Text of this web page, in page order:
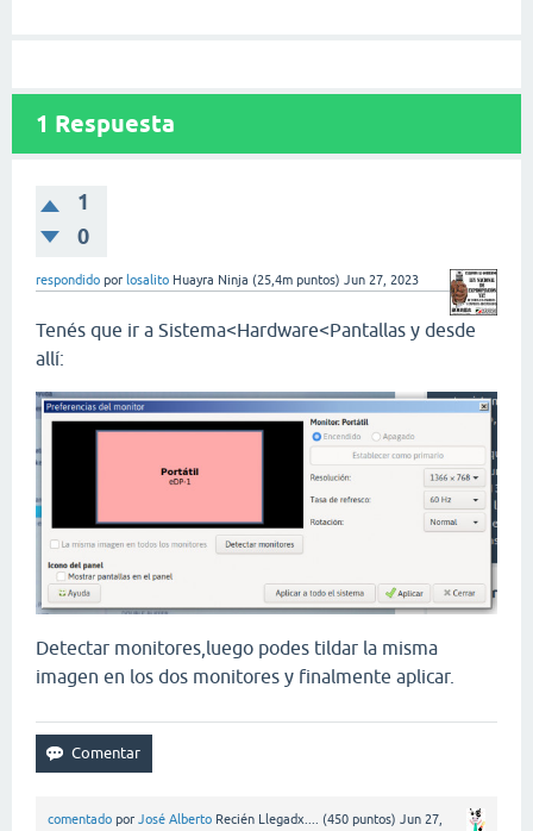
1 Respuesta
1
0
respondido por losalito Huayra Ninja (25,4m puntos) Jun 27, 2023
Tenés que ir a Sistema<Hardware<Pantallas y desde
allí:
Detectar monitores,luego podes tildar la misma
imagen en los dos monitores y finalmente aplicar.
comentado por José Alberto Recién Llegadx.... (450 puntos) Jun 27,